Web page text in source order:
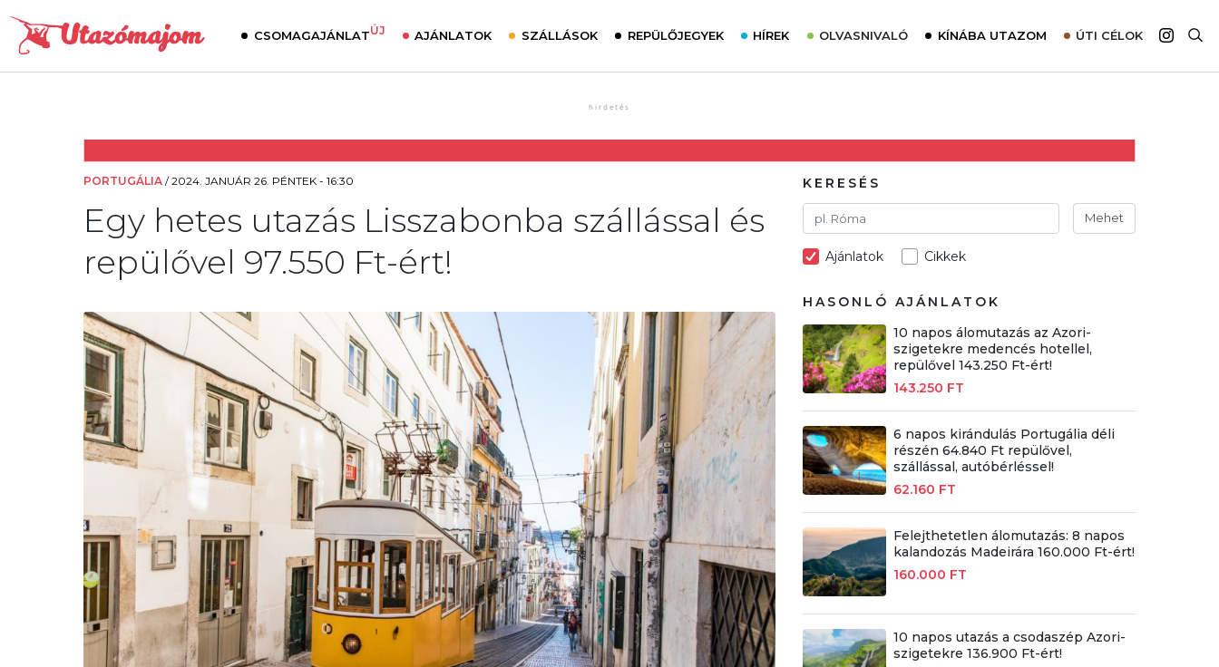
CSOMAGAJÁNLATÚJ AJÁNLATOK SZÁLLÁSOK REPÜLŐJEGYEK HÍREK OLVASNIVALÓ
Utazómajom – CitySIM kártya a világutazóknak
Élménybeszámolók
Szállodalátogatás
Sajtómegjelenések
KÍNÁBA UTAZOM ÚTI CÉLOK
Afrika
PORTUGÁLIA /2024. JANUÁR 26. PÉNTEK - 16:30
Egy hetes utazás Lisszabonba szállással és
repülővel 97.550 Ft-ért!
KERESÉS
Mehet
Ajánlatok Cikkek
HASONLÓ AJÁNLATOK
10 napos álomutazás az Azori-
szigetekre medencés hotellel,
repülővel 143.250 Ft-ért!
143.250 FT
6 napos kirándulás Portugália déli
részén 64.840 Ft repülővel,
szállással, autóbérléssel!
62.160 FT
Felejthetetlen álomutazás: 8 napos
kalandozás Madeirára 160.000 Ft-ért!
160.000 FT
10 napos utazás a csodaszép Azori-
szigetekre 136.900 Ft-ért!